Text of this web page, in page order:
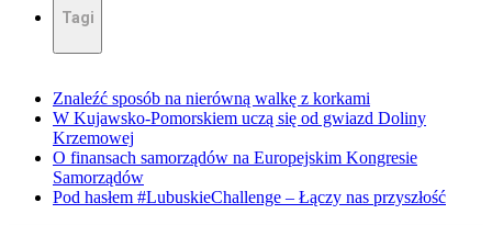
Tagi
Znaleźć sposób na nierówną walkę z korkami
W Kujawsko-Pomorskiem uczą się od gwiazd Doliny
Krzemowej
O finansach samorządów na Europejskim Kongresie
Samorządów
Pod hasłem #LubuskieChallenge – Łączy nas przyszłość